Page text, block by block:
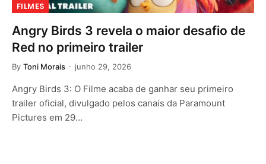
FILMES
Angry Birds 3 revela o maior desafio de
Red no primeiro trailer
By Toni Morais junho 29, 2026
Angry Birds 3: O Filme acaba de ganhar seu primeiro
trailer oficial, divulgado pelos canais da Paramount
Pictures em 29…